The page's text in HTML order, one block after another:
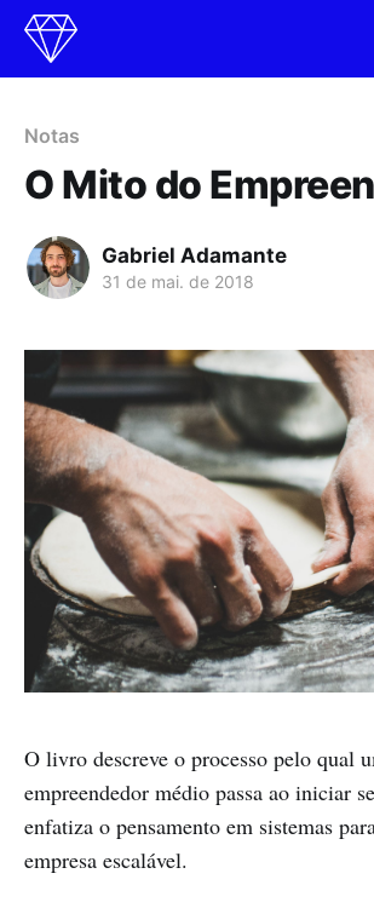
Notas
O Mito do
Gabriel Adamante
31 de mai. de 2018
O livro descreve o processo pelo qual
empreendedor médio passa ao iniciar
enfatiza o pensamento em sistemas
empresa escalável.